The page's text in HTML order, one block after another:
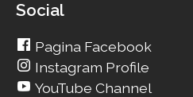
Social
Pagina Facebook
Instagram Profile
YouTube Channel